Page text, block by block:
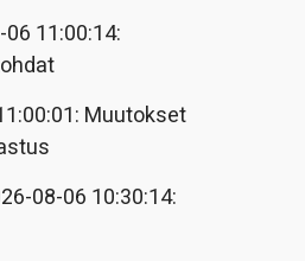
11:00:14:
Muutokset
08-06 10:30:14: